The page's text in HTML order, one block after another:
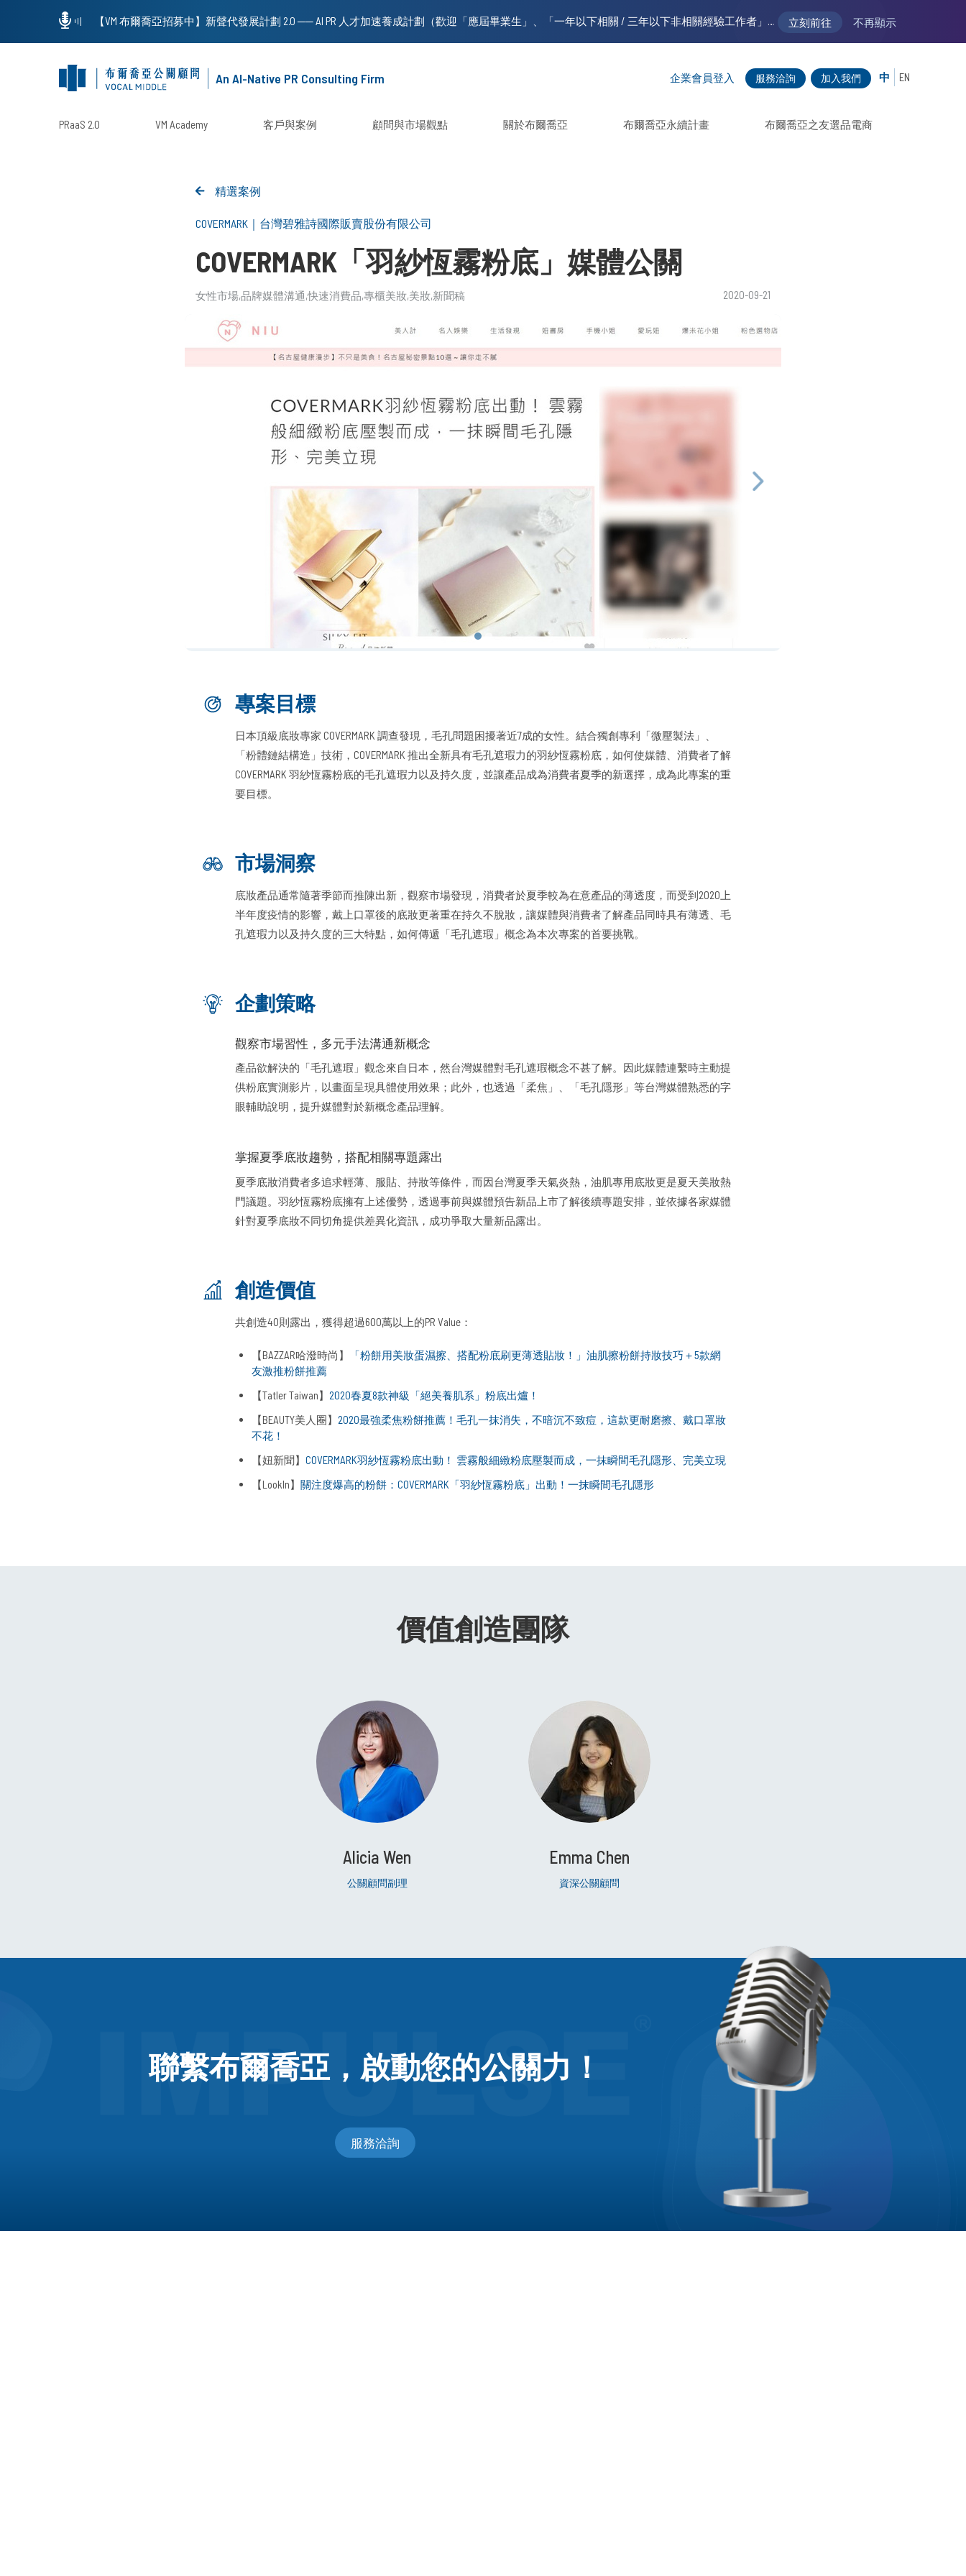
An AI-Native PR Consulting Firm 企業會員登入 服務洽詢 加入我們
PRaaS 2.0 VM Academy 客戶與案例 顧問與市場觀點 關於布爾喬亞 布爾喬亞永續計畫 布爾喬亞之友選品電商
中 EN
精選案例
2020-09-21
COVERMARK ｜ 台灣碧雅詩國際販賣股份有限公司
COVERMARK「羽紗恆霧粉底」媒體公關
女性市場品牌媒體溝通 快速消費品 專櫃美妝 美妝 新聞稿
專案目標
日本頂級底妝專家 COVERMARK 調查發現，毛孔問題困擾著近7成的女性。結合獨創專利「微壓製法」、
「粉體鏈結構造」技術，COVERMARK 推出全新具有毛孔遮瑕力的羽紗恆霧粉底，如何使媒體、消費者了解
COVERMARK 羽紗恆霧粉底的毛孔遮瑕力以及持久度，並讓產品成為消費者夏季的新選擇，成為此專案的重
要目標。
市場洞察
底妝產品通常隨著季節而推陳出新，觀察市場發現，消費者於夏季較為在意產品的薄透度，而受到2020上
半年度疫情的影響，戴上口罩後的底妝更著重在持久不脫妝，讓媒體與消費者了解產品同時具有薄透、毛
孔遮瑕力以及持久度的三大特點，如何傳遞「毛孔遮瑕」概念為本次專案的首要挑戰。
企劃策略
觀察市場習性，多元手法溝通新概念
產品欲解決的「毛孔遮瑕」觀念來自日本，然台灣媒體對毛孔遮瑕概念不甚了解。因此媒體連繫時主動提
供粉底實測影片，以畫面呈現具體使用效果；此外，也透過「柔焦」、「毛孔隱形」等台灣媒體熟悉的字
眼輔助說明，提升媒體對於新概念產品理解。
掌握夏季底妝趨勢，搭配相關專題露出
夏季底妝消費者多追求輕薄、服貼、持妝等條件，而因台灣夏季天氣炎熱，油肌專用底妝更是夏天美妝熱
門議題。羽紗恆霧粉底擁有上述優勢，透過事前與媒體預告新品上市了解後續專題安排，並依據各家媒體
針對夏季底妝不同切角提供差異化資訊，成功爭取大量新品露出。
創造價值
共創造40則露出，獲得超過600萬以上的PR Value：
【BAZZAR哈潑時尚】 「粉餅用美妝蛋濕擦、搭配粉底刷更薄透貼妝！」油肌擦粉餅持妝技巧＋5款網
友激推粉餅推薦
【Tatler Taiwan】 2020春夏8款神級「絕美養肌系」粉底出爐！
【BEAUTY美人圈】 2020最強柔焦粉餅推薦！毛孔一抹消失，不暗沉不致痘，這款更耐磨擦、 戴口罩妝
不花！
【妞新聞】 COVERMARK羽紗恆霧粉底出動！ 雲霧般細緻粉底壓製而成，一抹瞬間毛孔隱形、完美立現
【LookIn】 關注度爆高的粉餅： COVERMARK 「羽紗恆霧粉底」出動！一抹瞬間毛孔隱形
價值創造團隊
Alicia Wen
公關顧問副理
Emma Chen
資深公關顧問
聯繫布爾喬亞， 啟動您的公關力！
服務洽詢
【VM 布爾喬亞招募中】新聲代發展計劃 2.0 ── AI PR 人才加速養成計劃（歡迎「應屆畢業生」、「一年以下相關 / 三年以下非相關經驗工作者」申請加入） 立刻前往 不再顯示